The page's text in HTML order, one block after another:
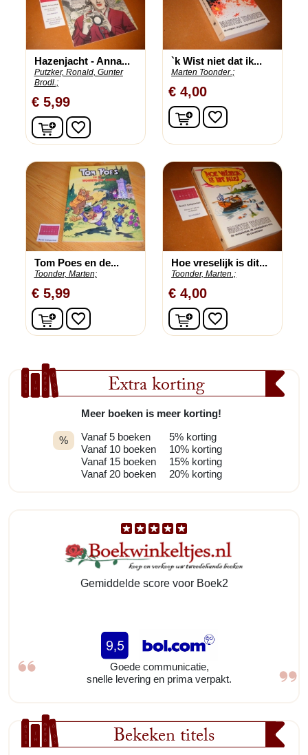
Extra korting
%
Meer boeken is meer korting!
Vanaf 5 boeken
Vanaf 10 boeken
Vanaf 15 boeken
Vanaf 20 boeken
5% korting
10% korting
15% korting
20% korting
Gemiddelde score voor Boek2
Goede communicatie,
snelle levering en prima verpakt.
Bekeken titels
Hazenjacht - Anna...
Putzker, Ronald, Gunter
Brodl.;
€ 5,99
In winkelwagen
favorite_border
`k Wist niet dat ik...
Marten Toonder.;
€ 4,00
In winkelwagen
favorite_border
Tom Poes en de...
Toonder, Marten;
€ 5,99
In winkelwagen
favorite_border
Hoe vreselijk is dit...
Toonder, Marten.;
€ 4,00
In winkelwagen
favorite_border